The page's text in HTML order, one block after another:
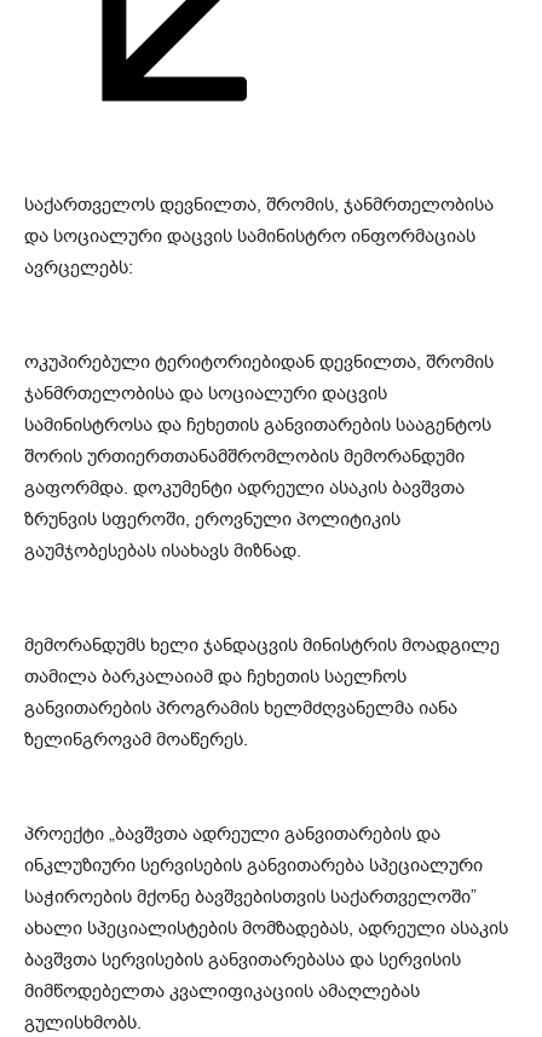
საქართველოს დევნილთა, შრომის, ჯანმრთელობისა
და სოციალური დაცვის სამინისტრო ინფორმაციას
ავრცელებს:
ოკუპირებული ტერიტორიებიდან დევნილთა, შრომის
ჯანმრთელობისა და სოციალური დაცვის
სამინისტროსა და ჩეხეთის განვითარების სააგენტოს
შორის ურთიერთთანამშრომლობის მემორანდუმი
გაფორმდა. დოკუმენტი ადრეული ასაკის ბავშვთა
ზრუნვის სფეროში, ეროვნული პოლიტიკის
გაუმჯობესებას ისახავს მიზნად.
მემორანდუმს ხელი ჯანდაცვის მინისტრის მოადგილე
თამილა ბარკალაიამ და ჩეხეთის საელჩოს
განვითარების პროგრამის ხელმძღვანელმა იანა
ზელინგროვამ მოაწერეს.
პროექტი „ბავშვთა ადრეული განვითარების და
ინკლუზიური სერვისების განვითარება სპეციალური
საჭიროების მქონე ბავშვებისთვის საქართველოში”
ახალი სპეციალისტების მომზადებას, ადრეული ასაკის
ბავშვთა სერვისების განვითარებასა და სერვისის
მიმწოდებელთა კვალიფიკაციის ამაღლებას
გულისხმობს.